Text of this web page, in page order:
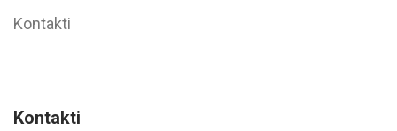
Kontakti
Kontakti